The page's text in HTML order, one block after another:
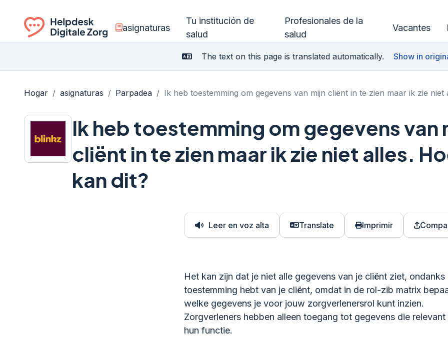
Ga naar de homepagina
asignaturas
Tu institución de
salud
Profesionales de la
salud
Vacantes
The text on this page is translated automatically. Show in
Hogar / asignaturas / Parpadea / Ik heb toestemming om gegevens van mijn cliënt in te zien maar ik zie niet
Ik heb toestemming om gegevens van
cliënt in te zien maar ik zie niet alles.
kan dit?
Leer en voz alta Translate Imprimir
Het kan zijn dat je niet alle gegevens van je cliënt ziet, ondanks
toestemming hebt van je cliënt, omdat in de rol-zib matrix
welke gegevens je voor jouw zorgverlenersrol kunt inzien.
Zorgverleners hebben alleen toegang tot gegevens die
hun functie.